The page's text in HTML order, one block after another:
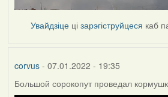
Увайдзіце цізарэгіструйцеся каб
corvus- 07.01.2022 - 19:35
Большой сорокопут проведал